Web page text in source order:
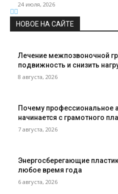
24 июля, 2026
НОВОЕ НА САЙТЕ
Лечение межпозвоночной
подвижность и снизить
8 августа, 2026
Почему профессиональное
начинается с грамотного
7 августа, 2026
Энергосберегающие
любое время года
6 августа, 2026